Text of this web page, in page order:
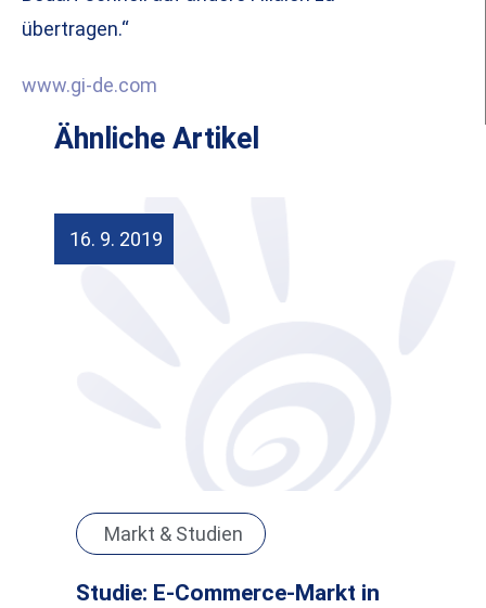
übertragen.“
www.gi-de.com
Ähnliche Artikel
16. 9. 2019
Markt & Studien
Studie: E-Commerce-Markt in